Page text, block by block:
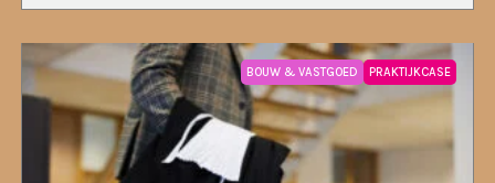
BOUW & VASTGOED PRAKTIJKCASE